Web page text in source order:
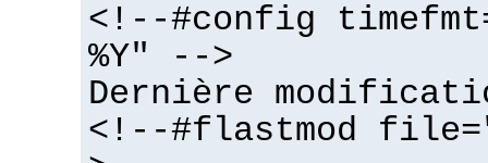
<!--#config
%Y" -->
Dernière
<!--#flastmod